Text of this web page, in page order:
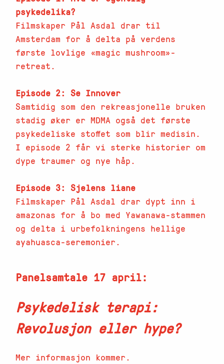
psykedelika?
Filmskaper Pål Asdal drar til
Amsterdam for å delta på verdens
første lovlige «magic mushroom»-
retreat.
Episode 2: Se Innover
Samtidig som den rekreasjonelle bruken
stadig øker er MDMA også det første
psykedeliske stoffet som blir medisin.
I episode 2 får vi sterke historier om
dype traumer og nye håp.
Episode 3: Sjelens liane
Filmskaper Pål Asdal drar dypt inn i
amazonas for å bo med Yawanawa-stammen
og delta i urbefolkningens hellige
ayahuasca-seremonier.
Panelsamtale 17 april:
Psykedelisk terapi:
Revolusjon eller hype?
Mer informasjon kommer.